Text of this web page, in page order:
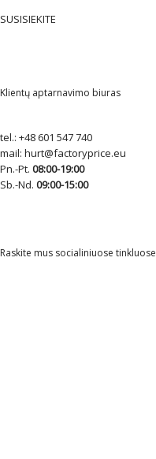
SUSISIEKITE
Klientų aptarnavimo biuras
tel.: +48 601 547 740
mail: hurt@factoryprice.eu
Pn.-Pt. 08:00-19:00
Sb.-Nd. 09:00-15:00
Raskite mus socialiniuose tinkluose